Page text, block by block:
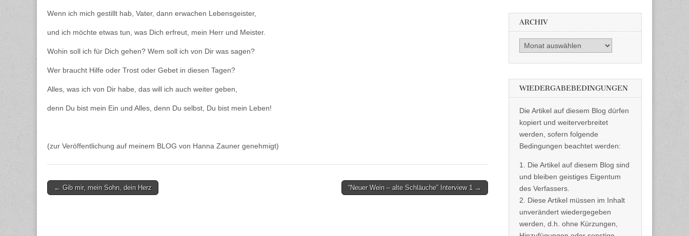
Wenn ich mich gestillt hab, Vater, dann erwachen Lebensgeister,
und ich möchte etwas tun, was Dich erfreut, mein Herr und Meister.
Wohin soll ich für Dich gehen? Wem soll ich von Dir was sagen?
Wer braucht Hilfe oder Trost oder Gebet in diesen Tagen?
Alles, was ich von Dir habe, das will ich auch weiter geben,
denn Du bist mein Ein und Alles, denn Du selbst, Du bist mein Leben!
(zur Veröffentlichung auf meinem BLOG von Hanna Zauner genehmigt)
Post← Gib mir, mein Sohn, dein Herz “Neuer Wein – alte Schläuche” Interview 1 →
ARCHIV
Archiv
WIEDERGABEBEDINGUNGEN
Die Artikel auf diesem Blog dürfen
kopiert und weiterverbreitet
werden, sofern folgende
Bedingungen beachtet werden:
1. Die Artikel auf diesem Blog sind
und bleiben geistiges Eigentum
des Verfassers.
2. Diese Artikel müssen im Inhalt
unverändert wiedergegeben
werden, d.h. ohne Kürzungen,